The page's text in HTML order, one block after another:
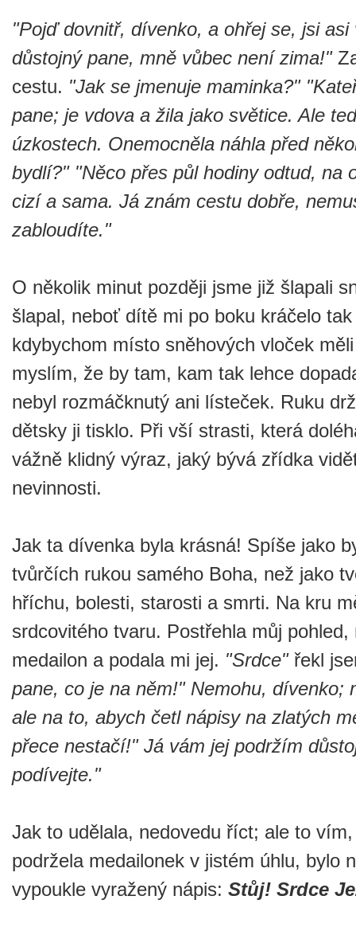
"Pojď dovnitř, dívenko, a ohřej se, jsi asi
důstojný pane, mně vůbec není zima!"
cestu. "Jak se jmenuje maminka?"
pane; je vdova a žila jako světice. Ale
úzkostech. Onemocněla náhla před
bydlí?""Něco přes půl hodiny odtud, na
cizí a sama. Já znám cestu dobře,
zabloudíte."
O několik minut později jsme již šlapali
šlapal, neboť dítě mi po boku kráčelo
kdybychom místo sněhových vloček
myslím, že by tam, kam tak lehce
nebyl rozmáčknutý ani lísteček. Ruku
dětsky ji tisklo. Při vší strasti, která
vážně klidný výraz, jaký bývá zřídka
nevinnosti.
Jak ta dívenka byla krásná! Spíše jako
tvůrčích rukou samého Boha, než jako
hříchu, bolesti, starosti a smrti. Na kru
srdcovitého tvaru. Postřehla můj
medailon a podala mi jej. "Srdce"řekl
pane, co je na něm!" Nemohu, dívenko;
ale na to, abych četl nápisy na zlatých
přece nestačí!" Já vám jej podržím
podívejte."
Jak to udělala, nedovedu říct; ale to
podržela medailonek v jistém úhlu, bylo
vypoukle vyražený nápis: Stůj! Srdce